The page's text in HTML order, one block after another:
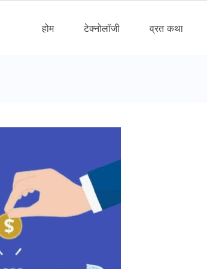
होम टेक्नोलॉजी व्रत कथा